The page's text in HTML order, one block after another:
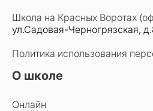
Школа на Красных Воротах
ул.Садовая-Черногрязская,
Политика использования
О школе
Онлайн